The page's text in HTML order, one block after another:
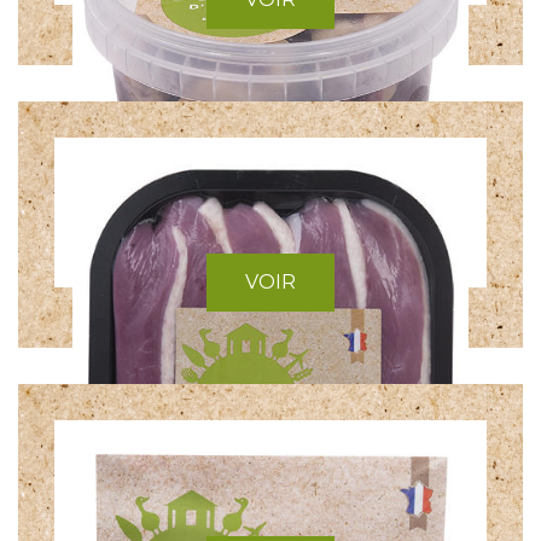
CUISSE DE CANARD
CŒURS DE CANARD
VOIR